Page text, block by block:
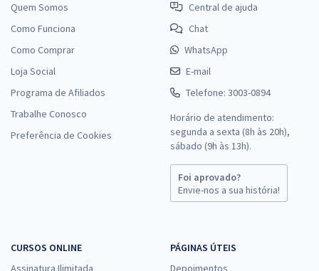
Quem Somos
Como Funciona
Como Comprar
Loja Social
Programa de Afiliados
Trabalhe Conosco
Preferência de Cookies
Central de ajuda
Chat
WhatsApp
E-mail
Telefone: 3003-0894
Horário de atendimento:
segunda a sexta (8h às 20h),
sábado (9h às 13h).
Foi aprovado?
Envie-nos a sua história!
CURSOS ONLINE
Assinatura Ilimitada
PÁGINAS ÚTEIS
Depoimentos